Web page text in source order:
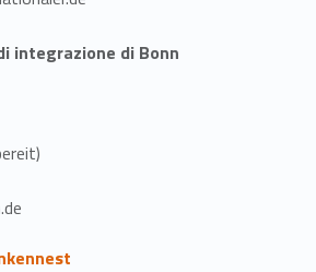
integrazione di Bonn